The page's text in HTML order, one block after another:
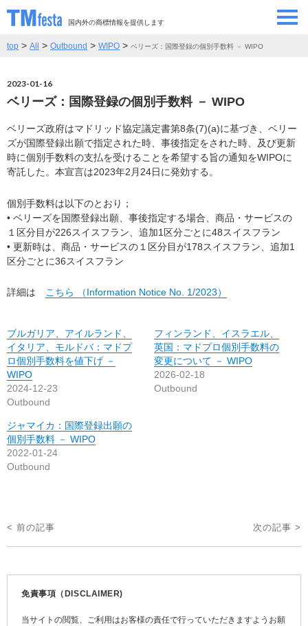
国内外の商標情報を提供します
SEMINAR/EVENT
ABOUT
CONTRIBUTORS 情報提供者
CONTACT お問い合わせ
top > All > Outbound > WIPO > ベリーズ：国際登録の個別手数料 － WIPO
2023-01-16
ベリーズ：国際登録の個別手数料 － WIPO
ベリーズ政府はマドリッド協定議定書第8条(7)(a)に基づき、ベリー
ズが国際登録出願で指定された時、事後指定をされた時、及び更新
時に個別手数料の支払を受けることを希望する旨の通知をWIPOに
寄託した。本宣言は2023年2月24日に発効する。
個別手数料は以下のとおり；
• ベリーズを国際登録出願、事後指定する場合、商品・サービスの
１区分目が226スイスフラン、追加1区分ごとに48スイスフラン
• 更新時は、商品・サービスの１区分目が178スイスフラン、追加1
区分ごとに36スイスフラン
詳細は こちら （Information Notice No. 1/2023）
ブルガリア、アイルランド、
イタリア、モルドバ：マドプ
ロ個別手数料を値下げ －
WIPO
2024-12-23
Outbound
フィンランド、イスラエル、
英国：マドプロ個別手数料の
変更について － WIPO
2026-02-18
Outbound
ジャマイカ：国際登録出願の
個別手数料 － WIPO
2022-01-24
Outbound
投
稿
< 前の記事 次の記事 >
免責事項（DISCLAIMER)
当サイトの閲覧、ご利用はお客様の責任で行っていただきますようお願